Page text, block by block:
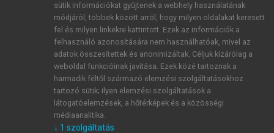
ÚJ FIÓK LÉTREHOZÁSA
1 óra díjmentes hozzáférés
E-MAIL-CÍM
sütik információkat gyűjtenek a webhely használatának
módjáról, többek között arról, hogy milyen oldalakat keresett
fel és milyen linkekre kattintott. Ezek az információk a
felhasználó azonosítására nem használhatóak, mivel az
adatok összesítettek és anonimizáltak. Céljuk kizárólag a
weboldal funkcióinak javítása. Ezek közé tartoznak a
harmadik féltől származó elemzési szolgáltatásokhoz
tartozó sütik; ilyen elemzési szolgáltatások a
látogatóelemzések, a hőtérképek és a közösségi
médiaanalitika.
↓ 1 szolgáltatás